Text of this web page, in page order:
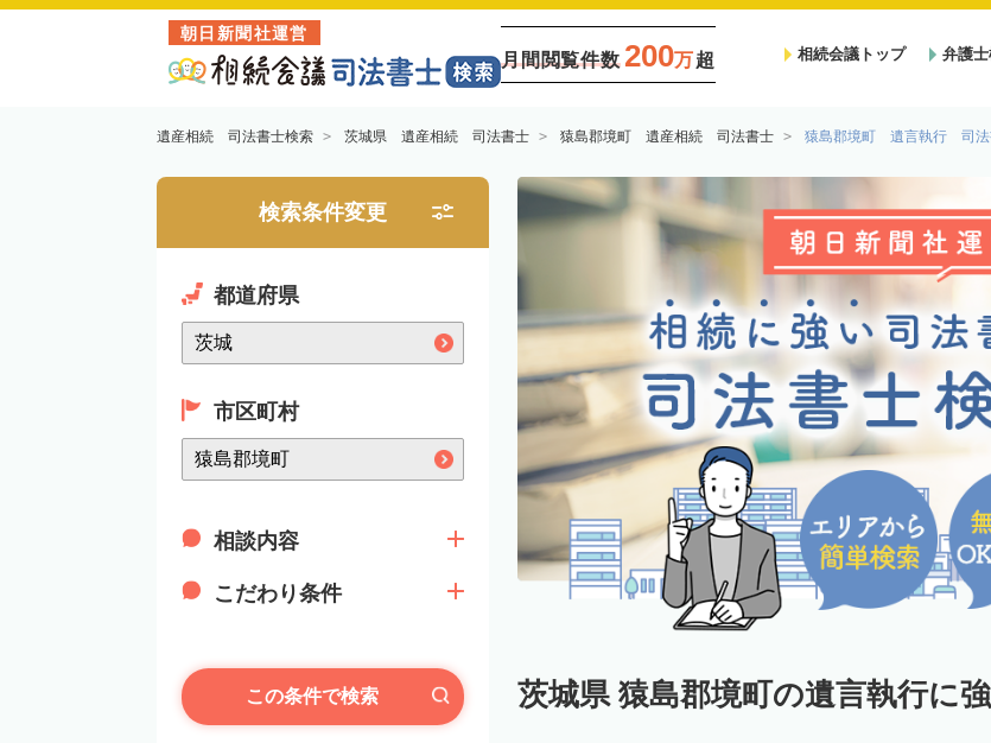
朝日新聞社運営
月間閲覧件数 200万超 相続会議トップ 弁護
遺産相続 司法書士検索 茨城県 遺産相続 司法書士 猿島郡境町 遺産相続 司法書士 猿島郡境町 遺言執行 司法
検索条件変更
都道府県
市区町村
相談内容
こだわり条件
この条件で検索 茨城県 猿島郡境町の遺言執行に